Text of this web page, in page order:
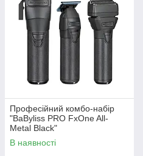
Професійний комбо-набір
"BaByliss PRO FxOne All-
Metal Black"
(FX899MBE+FX799MBE+FX7
9FSMBE)
В наявності